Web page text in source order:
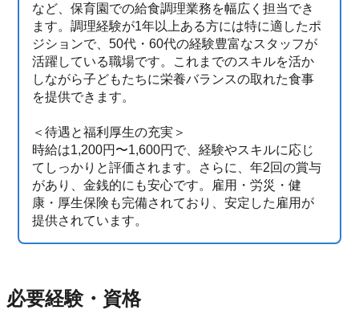
など、保育園での給食調理業務を幅広く担当でき
ます。調理経験が1年以上ある方には特に適したポ
ジションで、50代・60代の経験豊富なスタッフが
活躍している職場です。これまでのスキルを活か
しながら子どもたちに栄養バランスの取れた食事
を提供できます。
＜待遇と福利厚生の充実＞
時給は1,200円〜1,600円で、経験やスキルに応じ
てしっかりと評価されます。さらに、年2回の賞与
があり、金銭的にも安心です。雇用・労災・健
康・厚生保険も完備されており、安定した雇用が
提供されています。
必要経験・資格